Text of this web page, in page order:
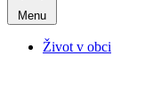
Menu
Život v obci